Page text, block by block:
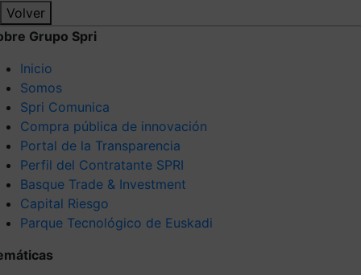
Volver
Grupo Spri
Inicio
Somos
Spri Comunica
Compra pública de innovación
Portal de la Transparencia
Perfil del Contratante SPRI
Basque Trade & Investment
Capital Riesgo
Parque Tecnológico de Euskadi